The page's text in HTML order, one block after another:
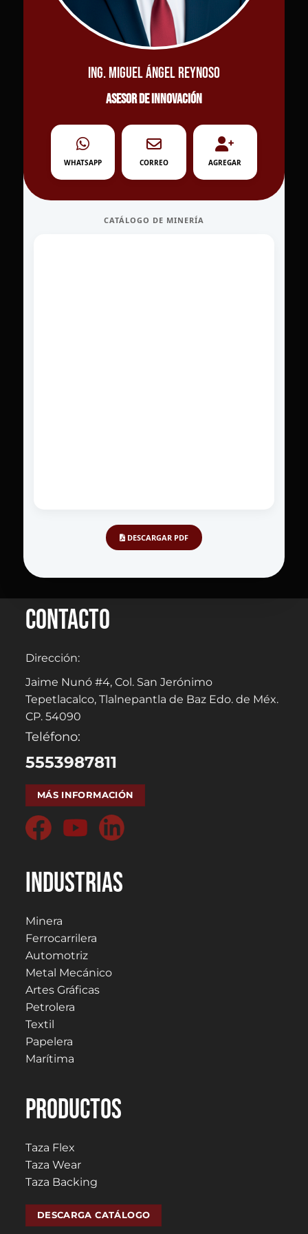
Ing. Miguel Ángel Reynoso
Asesor de innovación
WHATSAPP CORREO AGREGAR
CATÁLOGO DE MINERÍA
DESCARGAR PDF
Contacto
Dirección:
Jaime Nunó #4, Col. San Jerónimo
Tepetlacalco, Tlalnepantla de Baz Edo. de Méx.
CP. 54090
Teléfono:
5553987811
MÁS INFORMACIÓN
Industrias
Minera
Ferrocarrilera
Automotriz
Metal Mecánico
Artes Gráficas
Petrolera
Textil
Papelera
Marítima
PRODUCTOS
Taza Flex
Taza Wear
Taza Backing
DESCARGA CATÁLOGO